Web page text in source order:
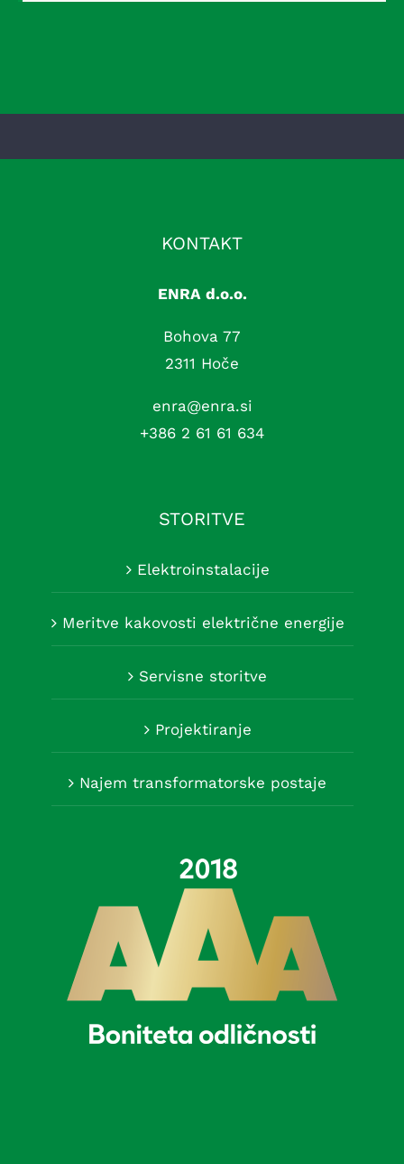
KONTAKT
ENRA d.o.o.
Bohova 77
2311 Hoče
enra@enra.si
+386 2 61 61 634
STORITVE
Elektroinstalacije
Meritve kakovosti električne energije
Servisne storitve
Projektiranje
Najem transformatorske postaje